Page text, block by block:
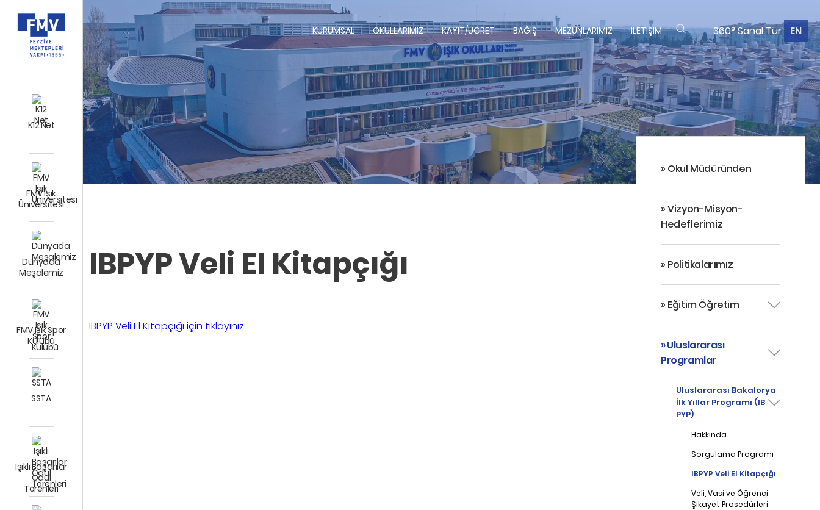
K12 Net
FMV Işık
Üniversitesi
Dünyada
Meşalemiz
FMV Işık Spor
Kulübü
SSTA
Işıklı Başarılar
Ödül
Törenleri
KURUMSAL OKULLARIMIZ KAYIT/ÜCRET BAĞIŞ MEZUNLARIMIZ İLETIŞIM 360° Sanal Tur EN
IBPYP Veli El Kitapçığı
IBPYP Veli El Kitapçığı için tıklayınız.
» Okul Müdüründen
» Vizyon-Misyon-
Hedeflerimiz
» Politikalarımız
» Eğitim Öğretim
» Uluslararası
Programlar
Uluslararası Bakalorya
İlk Yıllar Programı (IB
PYP)
Hakkında
Sorgulama Programı
IBPYP Veli El Kitapçığı
Veli, Vasi ve Öğrenci
Şikayet Prosedürleri